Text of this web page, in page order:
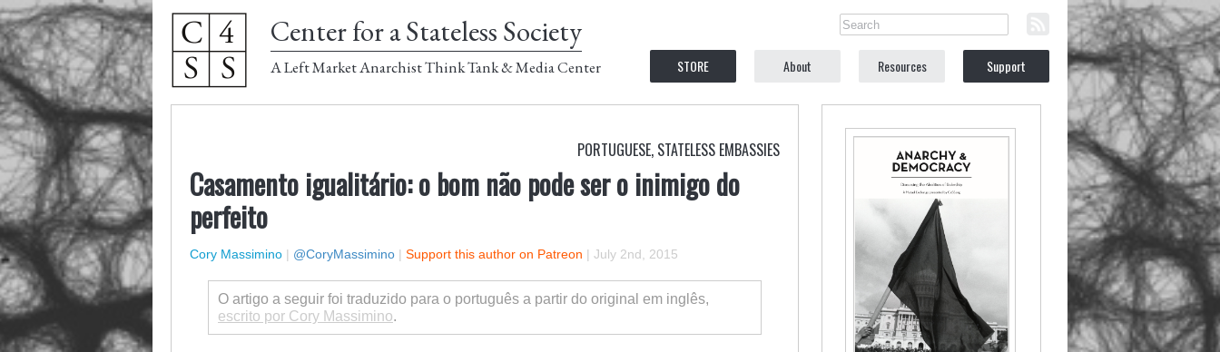
Center for a Stateless Society
A Left Market Anarchist Think Tank & Media Center STORE About Resources Support
PORTUGUESE, STATELESS EMBASSIES
Casamento igualitário: o bom não pode ser o inimigo do
perfeito
Cory Massimino | @CoryMassimino | Support this author on Patreon | July 2nd, 2015
O artigo a seguir foi traduzido para o português a partir do original em inglês,
escrito por Cory Massimino.